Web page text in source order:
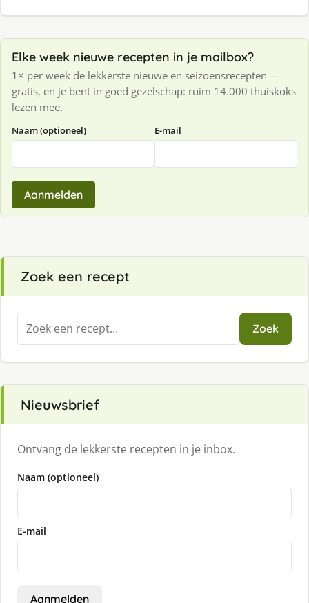
Elke week nieuwe recepten in je mailbox?
1× per week de lekkerste nieuwe en seizoensrecepten —
gratis, en je bent in goed gezelschap: ruim 14.000 thuiskoks
lezen mee.
Naam (optioneel) E-mail
Aanmelden
Zoek een recept
Zoeken
naar:
Zoek
Nieuwsbrief
Ontvang de lekkerste recepten in je inbox.
Naam (optioneel)
E-mail
Aanmelden